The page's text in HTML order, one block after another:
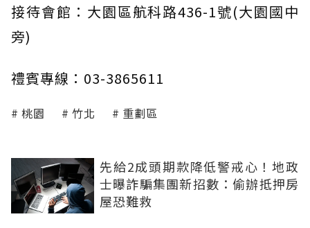
接待會館：大園區航科路436-1號(大園國中
旁)
禮賓專線：03-3865611
桃園 竹北 重劃區
先給2成頭期款降低警戒心！地政
士曝詐騙集團新招數：偷辦抵押房
屋恐難救